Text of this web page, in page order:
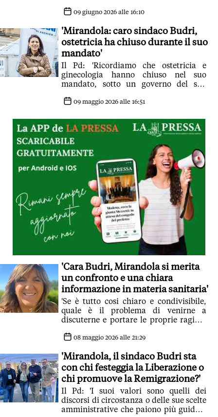
cosa vuole fare da grande?
09 giugno 2026 alle 16:10
'Mirandola: caro sindaco Budri,
ostetricia ha chiuso durante il suo
mandato'
Il Pd: 'Ricordiamo che ostetricia e
ginecologia hanno chiuso nel suo
mandato, sotto un governo del suo
09 maggio 2026 alle 16:51
'Cara Budri, Mirandola si merita
un confronto e una chiara
informazione in materia sanitaria'
'Se è tutto cosi chiaro e condivisibile,
quale è il problema di venirne a
discuterne e portare le proprie ragioni
08 maggio 2026 alle 21:29
'Mirandola, il sindaco Budri sta
con chi festeggia la Liberazione o
chi promuove la Remigrazione?'
Il Pd: 'I suoi valori sono quelli dei
discorsi di circostanza o delle sue scelte
amministrative che paiono più guidate